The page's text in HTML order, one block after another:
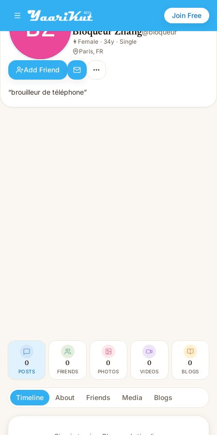
Join Free
BZ Bloqueur Zhang
Female · 34y · Single
BZ Bloqueur Zhang@bloqueur
👩 Female · 34y · Single
Paris, FR
Add Friend
“brouilleur de téléphone”
0
POSTS
0
FRIENDS
0
PHOTOS
0
VIDEOS
0
BLOGS
Timeline About Friends Media Blogs